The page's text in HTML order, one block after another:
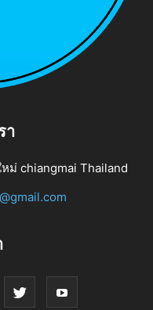
า
หม่ chiangmai Thailand